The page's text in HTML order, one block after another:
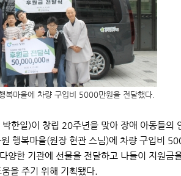
복마을에 차량 구입비 5000만원을 전달했다.
한일)이 창립 20주년을 맞아 장애 아동들의
행복마을(원장 현관 스님)에 차량 구입비
양한 기관에 선물을 전달하고 나들이 지원
을 주기 위해 기획됐다.